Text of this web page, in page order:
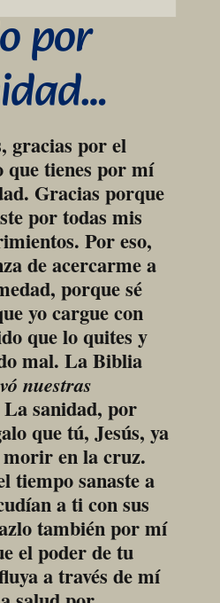
por
gracias por el
tienes por mí
Gracias porque
por todas mis
Por eso,
de acercarme a
porque sé
yo cargue con
que lo quites y
mal. La Biblia
nuestras
La sanidad, por
que tú, Jesús, ya
en la cruz.
tiempo sanaste a
a ti con sus
también por mí
el poder de tu
a través de mí